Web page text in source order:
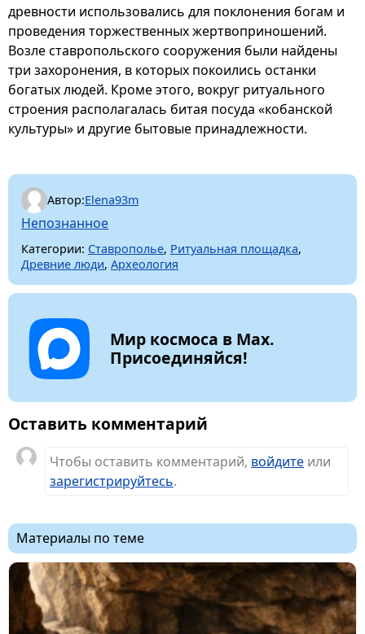
древности использовались для поклонения богам и
проведения торжественных жертвоприношений.
Возле ставропольского сооружения были найдены
три захоронения, в которых покоились останки
богатых людей. Кроме этого, вокруг ритуального
строения располагалась битая посуда «кобанской
культуры» и другие бытовые принадлежности.
Автор:Elena93m
Непознанное
Категории: Ставрополье, Ритуальная площадка,
Древние люди, Археология
Мир космоса в Max.
Присоединяйся!
Оставить комментарий
Чтобы оставить комментарий, войдите или
зарегистрируйтесь.
Материалы по теме